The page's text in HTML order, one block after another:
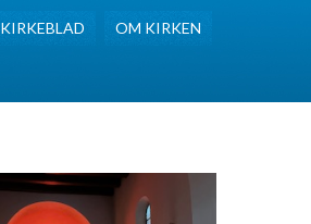
KIRKEBLAD OM KIRKEN